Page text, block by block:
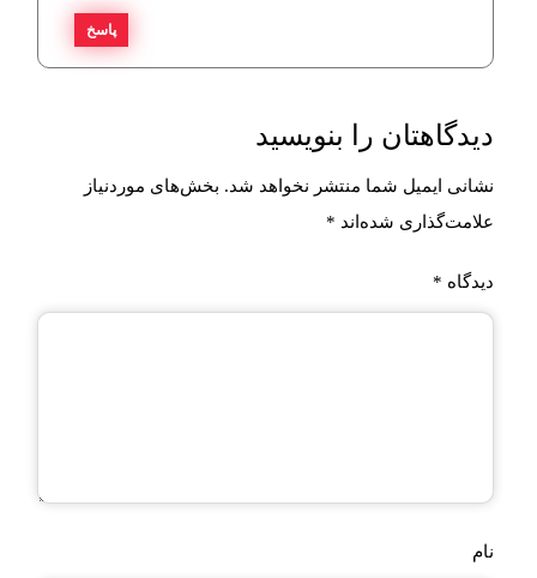
پاسخ
دیدگاهتان را بنویسید
نشانی ایمیل شما منتشر نخواهد شد. بخش‌های موردنیاز
علامت‌گذاری شده‌اند *
دیدگاه *
نام